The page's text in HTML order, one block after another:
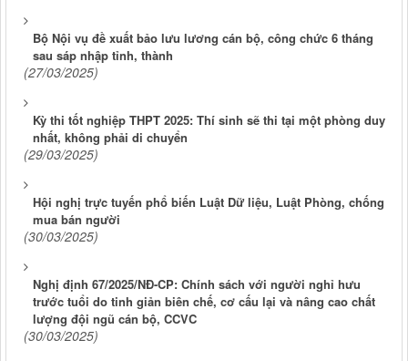
Bộ Nội vụ đề xuất bảo lưu lương cán bộ, công chức 6 tháng
sau sáp nhập tỉnh, thành
(27/03/2025)
Kỳ thi tốt nghiệp THPT 2025: Thí sinh sẽ thi tại một phòng duy
nhất, không phải di chuyển
(29/03/2025)
Hội nghị trực tuyến phổ biến Luật Dữ liệu, Luật Phòng, chống
mua bán người
(30/03/2025)
Nghị định 67/2025/NĐ-CP: Chính sách với người nghỉ hưu
trước tuổi do tinh giản biên chế, cơ cấu lại và nâng cao chất
lượng đội ngũ cán bộ, CCVC
(30/03/2025)